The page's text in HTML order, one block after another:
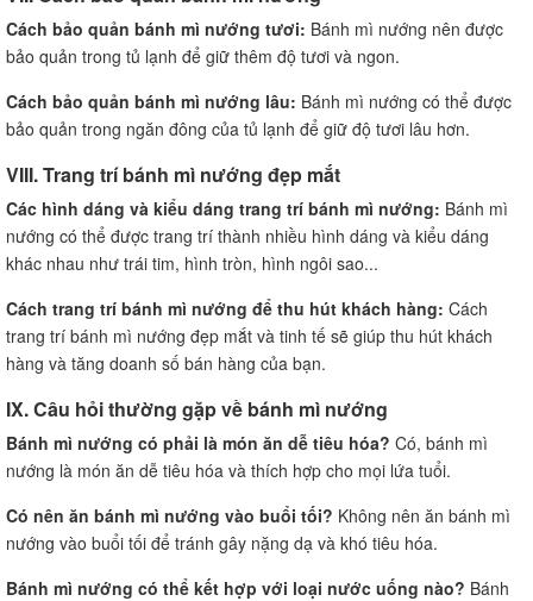
Cách bảo quản bánh mì nướng tươi: Bánh mì nướng nên được
bảo quản trong tủ lạnh để giữ thêm độ tươi và ngon.
Cách bảo quản bánh mì nướng lâu: Bánh mì nướng có thể được
bảo quản trong ngăn đông của tủ lạnh để giữ độ tươi lâu hơn.
VIII. Trang trí bánh mì nướng đẹp mắt
Các hình dáng và kiểu dáng trang trí bánh mì nướng: Bánh mì
nướng có thể được trang trí thành nhiều hình dáng và kiểu dáng
khác nhau như trái tim, hình tròn, hình ngôi sao...
Cách trang trí bánh mì nướng để thu hút khách hàng: Cách
trang trí bánh mì nướng đẹp mắt và tinh tế sẽ giúp thu hút khách
hàng và tăng doanh số bán hàng của bạn.
IX. Câu hỏi thường gặp về bánh mì nướng
Bánh mì nướng có phải là món ăn dễ tiêu hóa? Có, bánh mì
nướng là món ăn dễ tiêu hóa và thích hợp cho mọi lứa tuổi.
Có nên ăn bánh mì nướng vào buổi tối? Không nên ăn bánh mì
nướng vào buổi tối để tránh gây nặng dạ và khó tiêu hóa.
Bánh mì nướng có thể kết hợp với loại nước uống nào? Bánh